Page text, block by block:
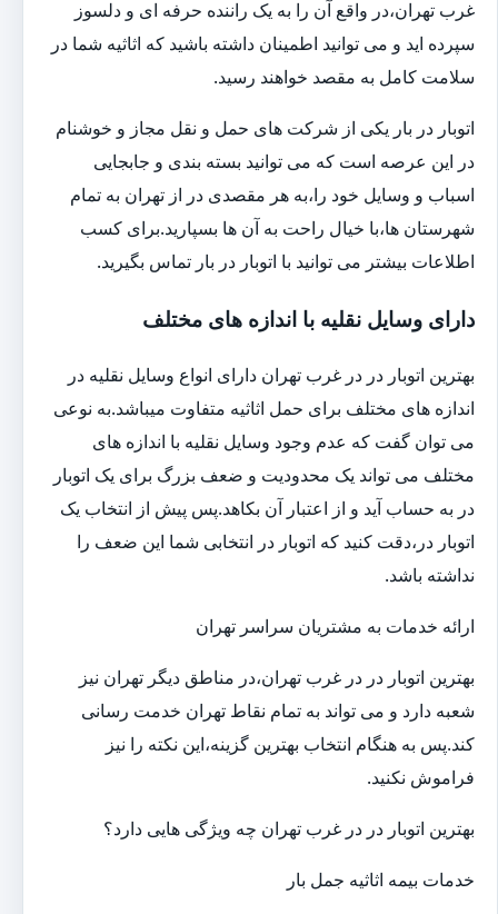
غرب تهران،در واقع آن را به یک راننده حرفه ای و دلسوز
سپرده اید و می توانید اطمینان داشته باشید که اثاثیه شما در
سلامت کامل به مقصد خواهند رسید.
اتوبار در بار یکی از شرکت های حمل و نقل مجاز و خوشنام
در این عرصه است که می توانید بسته بندی و جابجایی
اسباب و وسایل خود را،به هر مقصدی در از تهران به تمام
شهرستان ها،با خیال راحت به آن ها بسپارید.برای کسب
اطلاعات بیشتر می توانید با اتوبار در بار تماس بگیرید.
دارای وسایل نقلیه با اندازه های مختلف
بهترین اتوبار در در غرب تهران دارای انواع وسایل نقلیه در
اندازه های مختلف برای حمل اثاثیه متفاوت می‎باشد.به نوعی
می توان گفت که عدم وجود وسایل نقلیه با اندازه های
مختلف می تواند یک محدودیت و ضعف بزرگ برای یک اتوبار
در به حساب آید و از اعتبار آن بکاهد.پس پیش از انتخاب یک
اتوبار در،دقت کنید که اتوبار در انتخابی شما این ضعف را
نداشته باشد.
ارائه خدمات به مشتریان سراسر تهران
بهترین اتوبار در در غرب تهران،در مناطق دیگر تهران نیز
شعبه دارد و می تواند به تمام نقاط تهران خدمت رسانی
کند.پس به هنگام انتخاب بهترین گزینه،این نکته را نیز
فراموش نکنید.
بهترین اتوبار در در غرب تهران چه ویژگی هایی دارد؟
خدمات بیمه اثاثیه جمل بار